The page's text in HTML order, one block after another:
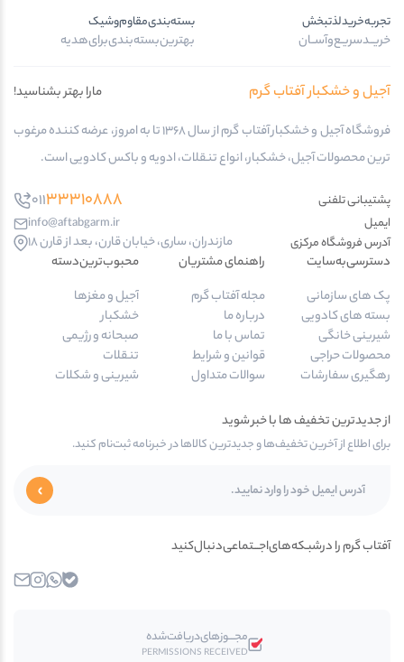
تجربه‌خرید‌لذتبخش
خریــد‌سریـع‌و‌آســان
بسته‌بندی‌مقاوم‌وشیک
بهترین‌بسته‌بندی‌برای‌هدیه
آجیل و خشکبار آفتاب گرم
مارا بهتر بشناسید!
فروشگاه آجیل و خشکبار آفتاب گرم از سال 1368 تا به امروز، عرضه کننده مرغوب
ترین محصولات آجیل، خشکبار، انواع تنقلات، ادویه و باکس کادویی است.
پشتیبانی تلفنی 01133310888
ایمیل
info@aftabgarm.ir
آدرس‌ فروشگاه مرکزی
مازندران، ساری، خیابان قارن، بعد از قارن 18
دسترسی‌به‌سایت
پک های سازمانی
بسته های کادویی
شیرینی خانگی
محصولات حراجی
رهگیری سفارشات
راهنمای مشتریان
مجله آفتاب گرم
درباره ما
تماس با ما
قوانین و شرایط
سوالات متداول
محبوب‌ترین‌دسته‌
آجیل و مغزها
خشکبار
صبحانه و رژیمی
تنقلات
شیرینی و شکلات
از جدیدترین تخفیف ها با خبر شوید
برای اطلاع از آخرین تخفیف‌ها و جدیدترین کالاها در خبرنامه ثبت‌نام کنید.
آفتاب گرم را در‌‌شبـکه‌های‌اجـــتماعی‌دنبال‌کنید
واتساپ
اینستاگرامایمیل
مجـــوز‌های‌دریافت‌شده
PERMISSIONS RECEIVED